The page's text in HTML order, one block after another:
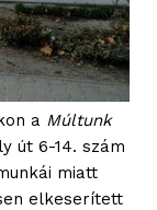
a Múltunk
út 6-14. szám
miatt
elkeserített